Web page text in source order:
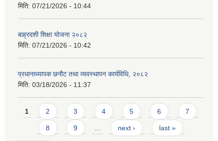
मिति: 07/21/2026 - 10:44
बाह्रदशी शिक्षा योजना २०८२
मिति: 07/21/2026 - 10:42
प्रधानाध्यापक छनौट तथा व्यवस्थापन कार्यविधि, २०८२
मिति: 03/18/2026 - 11:37
Pages
1 2 3 4 5 6 7
8 9 next › last »